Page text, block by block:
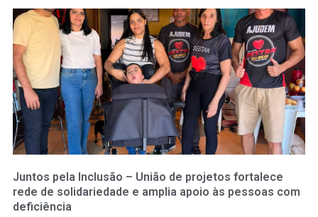
Juntos pela Inclusão – União de projetos fortalece
rede de solidariedade e amplia apoio às pessoas com
deficiência